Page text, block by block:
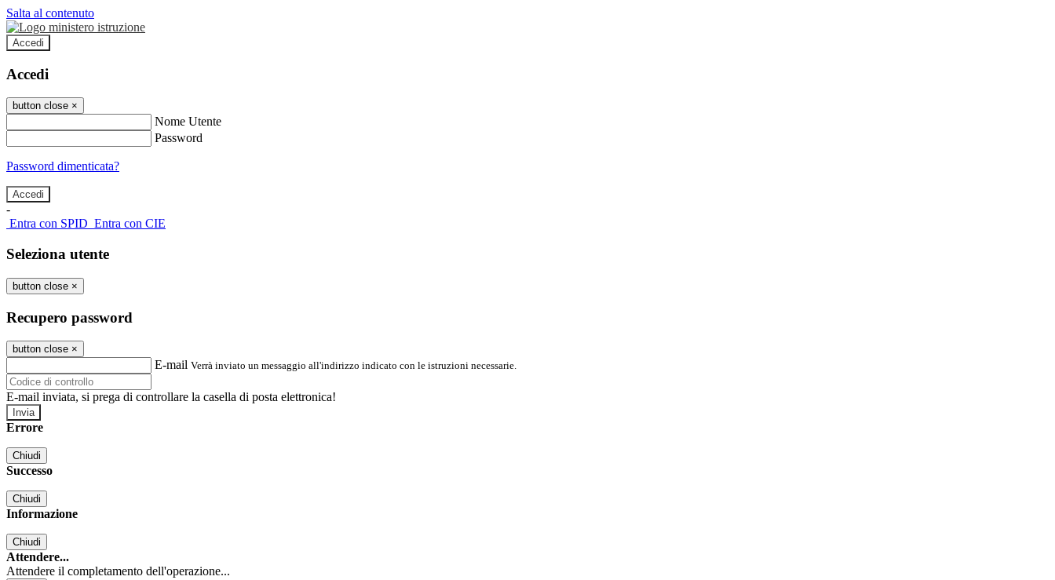
Salta al contenuto
Accedi
Accedi
button close ×
Nome Utente
Password
Password dimenticata?
-
Entra con SPID Entra con CIE
Seleziona utente
button close ×
Recupero password
button close ×
E-mail Verrà inviato un messaggio all'indirizzo indicato con le istruzioni necessarie.
E-mail inviata, si prega di controllare la casella di posta elettronica!
Errore
Chiudi
Successo
Chiudi
Informazione
Chiudi
Attendere...
Attendere il completamento dell'operazione...